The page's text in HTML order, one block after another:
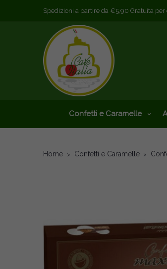
Spedizioni a partire da €5,90 Gratuita
Confetti e Caramelle
Home Confetti e Caramelle